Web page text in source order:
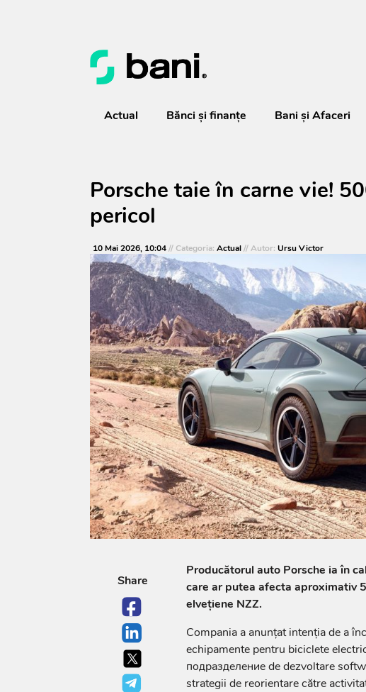
Actual Bănci şi finanţe Bani și Afaceri
Porsche taie în carne vie!
pericol
10 Mai 2026, 10:04// Categoria: Actual// Autor: Ursu Victor
Share
Producătorul auto Porsche ia în
care ar putea afecta aproximativ
elvețiene NZZ.
Compania a anunțat intenția de a
echipamente pentru biciclete
подразделение de dezvoltare
strategii de reorientare către